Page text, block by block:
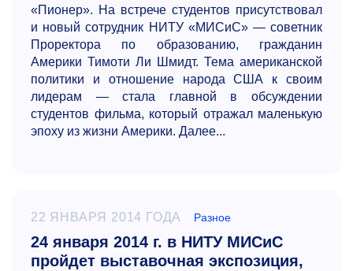
«Пионер». На встрече студентов присутствовал
и новый сотрудник НИТУ «МИСиС» — советник
Проректора по образованию, гражданин
Америки Тимоти Ли Шмидт. Тема американской
политики и отношение народа США к своим
лидерам — стала главной в обсуждении
студентов фильма, который отражал маленькую
эпоху из жизни Америки. Далее...
22 ЯНВАРЯ 2014 ГОДА Разное
24 января 2014 г. в НИТУ МИСиС
пройдет выставочная экспозиция,